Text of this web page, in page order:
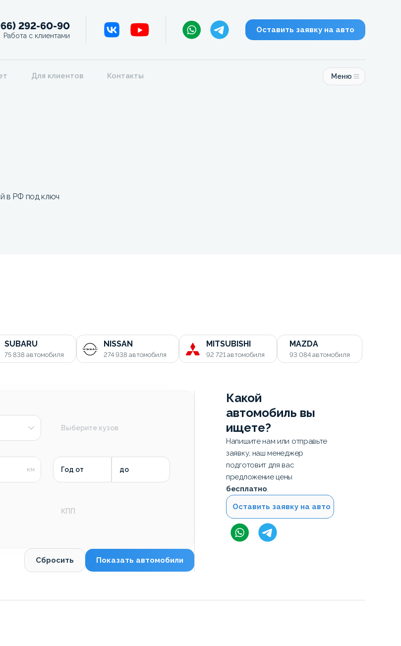
292-60-90
Работа с клиентами
Оставить заявку на авто
Для клиентов Контакты Меню
в РФ под ключ
SUBARU
75 838 автомобиля
NISSAN
274 938 автомобиля
MITSUBISHI
92 721 автомобиля
MAZDA
93 084 автомобиля
Выберите кузов
Год от до
КПП
Сбросить Показать автомобили
Какой
автомобиль вы
ищете?
Напишите нам или отправьте
заявку, наш менеджер
подготовит для вас
предложение цены
бесплатно.
Оставить заявку на авто